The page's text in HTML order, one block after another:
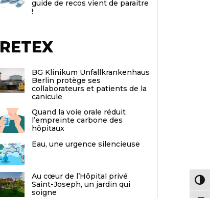
guide de recos vient de paraitre
!
RETEX
BG Klinikum Unfallkrankenhaus
Berlin protège ses
collaborateurs et patients de la
canicule
Quand la voie orale réduit
l’empreinte carbone des
hôpitaux
Eau, une urgence silencieuse
Au cœur de l’Hôpital privé
Saint-Joseph, un jardin qui
soigne